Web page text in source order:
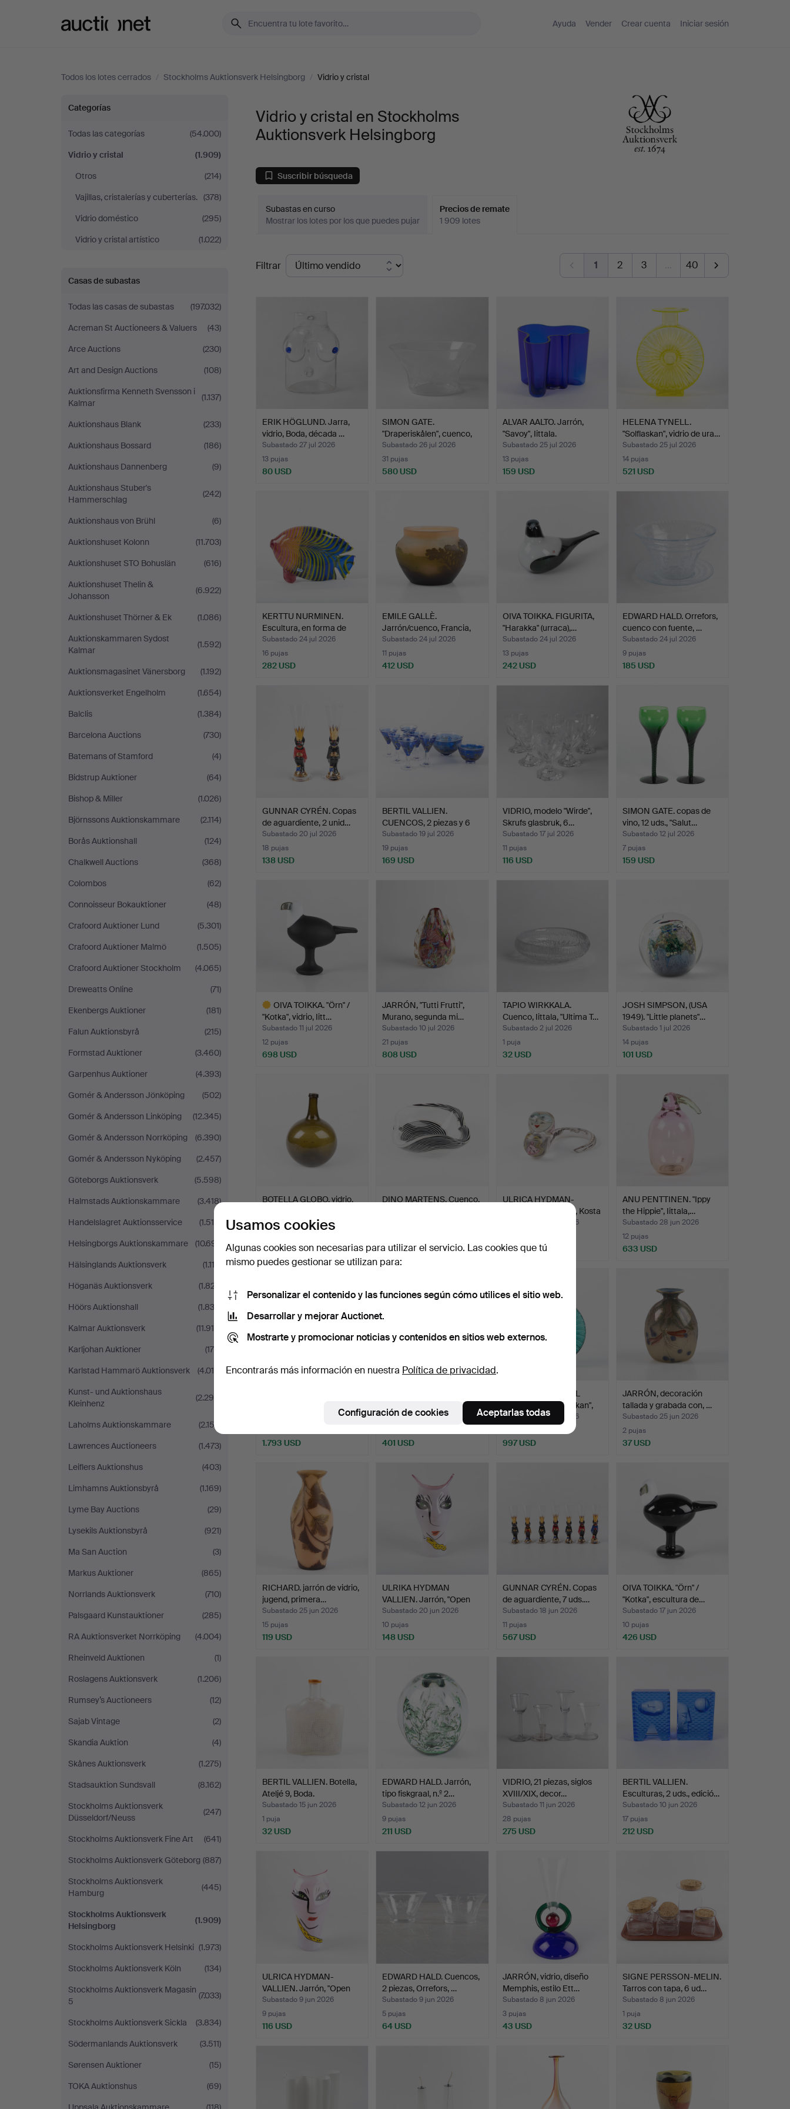
Ayuda Vender Crear cuenta Iniciar sesión
Todos los lotes cerrados / Stockholms Auktionsverk Helsingborg / Vidrio y cristal
Vidrio
y
cristal
en
Stockholms
Auktionsverk
Helsingborg
Categorías
Todas las categorías
(54.000)
Vidrio y cristal
(1.909)
Otros
(214)
Vajillas, cristalerías y cuberterías. (378)
Vidrio doméstico
(295)
Vidrio y cristal artístico
(1.022)
Casas de subastas
Todas las casas de subastas
(197.032)
Acreman St Auctioneers & Valuers
(43)
Arce Auctions
(230)
Art and Design Auctions
(108)
Auktionsfirma Kenneth Svensson i
Kalmar
(1.137)
Auktionshaus Blank
(233)
Auktionshaus Bossard
(186)
Auktionshaus Dannenberg
(9)
Auktionshaus Stuber's
Hammerschlag
(242)
Auktionshaus von Brühl
(6)
Auktionshuset Kolonn
(11.703)
Auktionshuset STO Bohuslän
(616)
Auktionshuset Thelin &
Johansson
(6.922)
Auktionshuset Thörner & Ek
(1.086)
Auktionskammaren Sydost
Kalmar
(1.592)
Auktionsmagasinet Vänersborg
(1.192)
Auktionsverket Engelholm
(1.654)
Balclis
(1.384)
Barcelona Auctions
(730)
Batemans of Stamford
(4)
Bidstrup Auktioner
(64)
Bishop & Miller
(1.026)
Björnssons Auktionskammare
(2.114)
Borås Auktionshall
(124)
Chalkwell Auctions
(368)
Colombos
(62)
Connoisseur Bokauktioner
(48)
Crafoord Auktioner Lund
(5.301)
Crafoord Auktioner Malmö
(1.505)
Crafoord Auktioner Stockholm
(4.065)
Dreweatts Online
(71)
Ekenbergs Auktioner
(181)
Falun Auktionsbyrå
(215)
Formstad Auktioner
(3.460)
Garpenhus Auktioner
(4.393)
Gomér & Andersson Jönköping
(502)
Gomér & Andersson Linköping
(12.345)
Gomér & Andersson Norrköping
(6.390)
Gomér & Andersson Nyköping
(2.457)
Göteborgs Auktionsverk
(5.598)
Halmstads Auktionskammare
(3.418)
Handelslagret Auktionsservice
(1.519)
Helsingborgs Auktionskammare
(10.691)
Hälsinglands Auktionsverk
(1.112)
Höganäs Auktionsverk
(1.827)
Höörs Auktionshall
(1.833)
Kalmar Auktionsverk
(11.919)
Karljohan Auktioner
(175)
Karlstad Hammarö Auktionsverk
(4.010)
Kunst- und Auktionshaus
Kleinhenz
(2.298)
Laholms Auktionskammare
(2.153)
Lawrences Auctioneers
(1.473)
Leiflers Auktionshus
(403)
Limhamns Auktionsbyrå
(1.169)
Lyme Bay Auctions
(29)
Lysekils Auktionsbyrå
(921)
Ma San Auction
(3)
Markus Auktioner
(865)
Norrlands Auktionsverk
(710)
Palsgaard Kunstauktioner
(285)
RA Auktionsverket Norrköping
(4.004)
Rheinveld Auktionen
(1)
Roslagens Auktionsverk
(1.206)
Rumsey’s Auctioneers
(12)
Sajab Vintage
(2)
Skandia Auktion
(4)
Skånes Auktionsverk
(1.275)
Stadsauktion Sundsvall
(8.162)
Stockholms Auktionsverk
Düsseldorf/Neuss
(247)
Stockholms Auktionsverk Fine Art
(641)
Stockholms Auktionsverk Göteborg (887)
Stockholms Auktionsverk
Hamburg
(445)
Stockholms Auktionsverk
Helsingborg
(1.909)
Stockholms Auktionsverk Helsinki (1.973)
Stockholms Auktionsverk Köln
(134)
Stockholms Auktionsverk Magasin
5
(7.033)
Stockholms Auktionsverk Sickla
(3.834)
Södermanlands Auktionsverk
(3.511)
Sørensen Auktioner
(15)
TOKA Auktionshus
(69)
Vidrio y cristal en Stockholms
Auktionsverk Helsingborg
Suscribir búsqueda
Subastas en curso
Mostrar los lotes por los que puedes pujar
Precios de remate
1 909 lotes
Precios
de
Filtrar 1 2 3 … 40
ERIK HÖGLUND. Jarra,
vidrio, Boda, década …
Subastado 27 jul 2026
13 pujas
80 USD
SIMON GATE.
"Draperiskålen", cuenco,
Orref…
Subastado 26 jul 2026
31 pujas
580 USD
ALVAR AALTO. Jarrón,
"Savoy", Iittala.
Subastado 25 jul 2026
13 pujas
159 USD
HELENA TYNELL.
"Solflaskan", vidrio de ura…
Subastado 25 jul 2026
14 pujas
521 USD
KERTTU NURMINEN.
Escultura, en forma de
pe…
Subastado 24 jul 2026
16 pujas
282 USD
EMILE GALLÈ.
Jarrón/cuenco, Francia,
vidri…
Subastado 24 jul 2026
11 pujas
412 USD
OIVA TOIKKA. FIGURITA,
"Harakka" (urraca),…
Subastado 24 jul 2026
13 pujas
242 USD
EDWARD HALD. Orrefors,
cuenco con fuente, …
Subastado 24 jul 2026
9 pujas
185 USD
GUNNAR CYRÉN. Copas
de aguardiente, 2 unid…
Subastado 20 jul 2026
18 pujas
138 USD
BERTIL VALLIEN.
CUENCOS, 2 piezas y 6
copa…
Subastado 19 jul 2026
19 pujas
169 USD
VIDRIO, modelo "Wirde",
Skrufs glasbruk, 6…
Subastado 17 jul 2026
11 pujas
116 USD
SIMON GATE. copas de
vino, 12 uds., "Salut…
Subastado 12 jul 2026
7 pujas
159 USD
OIVA TOIKKA. "Örn" /
"Kotka", vidrio, Iitt…
Subastado 11 jul 2026
12 pujas
698 USD
JARRÓN, "Tutti Frutti",
Murano, segunda mi…
Subastado 10 jul 2026
21 pujas
808 USD
TAPIO WIRKKALA.
Cuenco, Iittala, "Ultima T…
Subastado 2 jul 2026
1 puja
32 USD
JOSH SIMPSON, (USA
1949). "Little planets"…
Subastado 1 jul 2026
14 pujas
101 USD
BOTELLA GLOBO, vidrio,
Subastado 29 jun 2026
53 USD
DINO MARTENS. Cuenco,
106 USD
ULRICA HYDMAN-
VALLIEN. Escultura, Kosta
Subastado 28 jun 2026
317 USD
ANU PENTTINEN. "Ippy
the Hippie", Iittala,…
Subastado 28 jun 2026
12 pujas
633 USD
Subastado 28 jun 2026
1.793 USD
Jarrón, vidrio, edición…
Subastado 28 jun 2026
401 USD
HELENA TYNELL
(1918–2016). "Solflaskan",
R…
Subastado 28 jun 2026
997 USD
JARRÓN, decoración
tallada y grabada con, …
Subastado 25 jun 2026
2 pujas
37 USD
RICHARD. jarrón de vidrio,
jugend, primera…
Subastado 25 jun 2026
15 pujas
119 USD
ULRIKA HYDMAN
VALLIEN. Jarrón, "Open
Minds…
Subastado 20 jun 2026
10 pujas
148 USD
GUNNAR CYRÉN. Copas
de aguardiente, 7 uds.…
Subastado 18 jun 2026
11 pujas
567 USD
OIVA TOIKKA. "Örn" /
"Kotka", escultura de…
Subastado 17 jun 2026
10 pujas
426 USD
BERTIL VALLIEN. Botella,
Ateljé 9, Boda.
Subastado 15 jun 2026
1 puja
32 USD
EDWARD HALD. Jarrón,
tipo fiskgraal, n.º 2…
Subastado 12 jun 2026
9 pujas
211 USD
VIDRIO, 21 piezas, siglos
XVIII/XIX, decor…
Subastado 11 jun 2026
28 pujas
275 USD
BERTIL VALLIEN.
Esculturas, 2 uds., edició…
Subastado 10 jun 2026
17 pujas
212 USD
ULRICA HYDMAN-
VALLIEN. Jarrón, "Open
Mind"…
Subastado 9 jun 2026
9 pujas
116 USD
EDWARD HALD. Cuencos,
2 piezas, Orrefors, …
Subastado 9 jun 2026
5 pujas
64 USD
JARRÓN, vidrio, diseño
Memphis, estilo Ett…
Subastado 8 jun 2026
3 pujas
43 USD
SIGNE PERSSON-MELIN.
Tarros con tapa, 6 ud…
Subastado 8 jun 2026
1 puja
32 USD
Usamos cookies
Algunas cookies son necesarias para utilizar el servicio. Las cookies que tú
mismo puedes gestionar se utilizan para:
Personalizar el contenido y las funciones según cómo utilices el sitio web.
Desarrollar y mejorar Auctionet.
Mostrarte y promocionar noticias y contenidos en sitios web externos.
Encontrarás más información en nuestra Política de privacidad.
Configuración de cookies Aceptarlas todas